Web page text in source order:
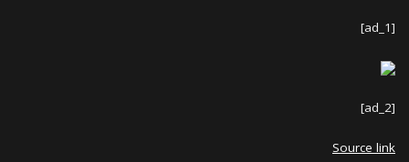
[ad_1]
[ad_2]
Source link